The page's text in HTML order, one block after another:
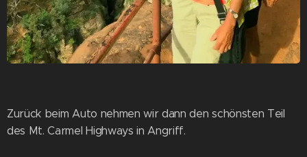
Zurück beim Auto nehmen wir dann den schönsten Teil
des Mt. Carmel Highways in Angriff.